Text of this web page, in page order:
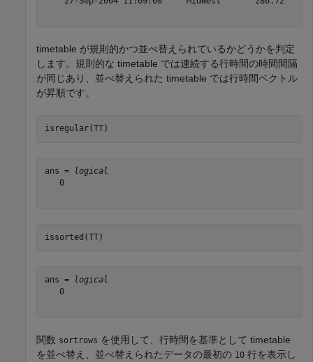
timetable が規則的かつ並べ替えられているかどうかを判定
します。規則的な timetable では連続する行時間の時間間隔
が同じあり、並べ替えられた timetable では行時間ベクトル
が昇順です。
isregular(TT)
ans =
logical
   0
issorted(TT)
ans =
logical
   0
関数 sortrows を使用して、行時間を基準として timetable
を並べ替え、並べ替えられたデータの最初の 10 行を表示し